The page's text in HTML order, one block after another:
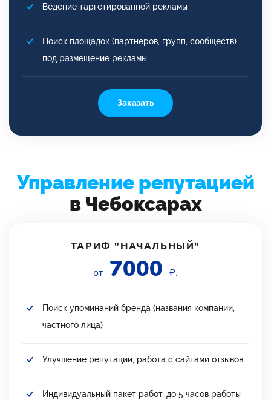
Ведение таргетированной рекламы
Поиск площадок (партнеров, групп, сообществ)
под размещение рекламы
Заказать
Управление репутацией
в Чебоксарах
ТАРИФ "НАЧАЛЬНЫЙ"
от 7000 ₽.
Поиск упоминаний бренда (названия компании,
частного лица)
Улучшение репутации, работа с сайтами отзывов
Индивидуальный пакет работ, до 5 часов работы